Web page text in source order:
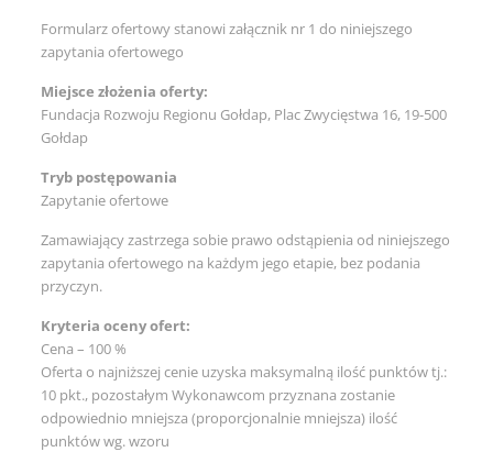
Formularz ofertowy stanowi załącznik nr 1 do niniejszego
zapytania ofertowego
Miejsce złożenia oferty:
Fundacja Rozwoju Regionu Gołdap, Plac Zwycięstwa 16, 19-500
Gołdap
Tryb postępowania
Zapytanie ofertowe
Zamawiający zastrzega sobie prawo odstąpienia od niniejszego
zapytania ofertowego na każdym jego etapie, bez podania
przyczyn.
Kryteria oceny ofert:
Cena – 100 %
Oferta o najniższej cenie uzyska maksymalną ilość punktów tj.:
10 pkt., pozostałym Wykonawcom przyznana zostanie
odpowiednio mniejsza (proporcjonalnie mniejsza) ilość
punktów wg. wzoru